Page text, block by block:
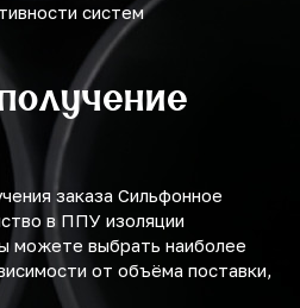
систем
заказа Сильфонное
в ППУ изоляции
можете выбрать наиболее
от объёма поставки,